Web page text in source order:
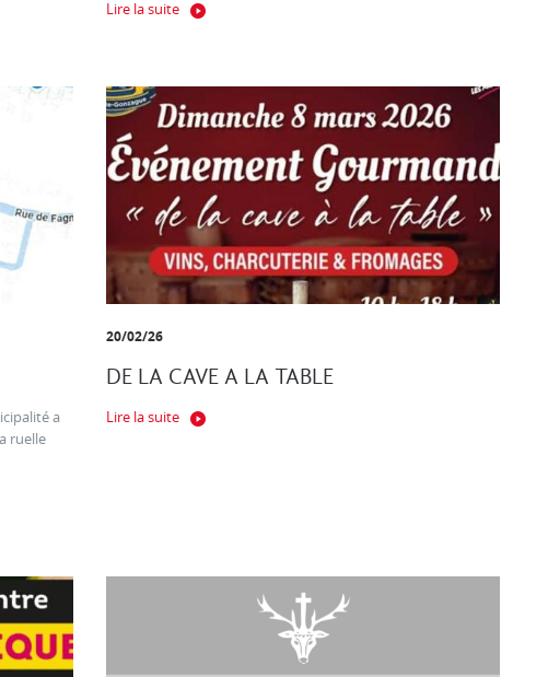
Lire la suite
a
ruelle
20/02/26
DE LA CAVE A LA TABLE
Lire la suite